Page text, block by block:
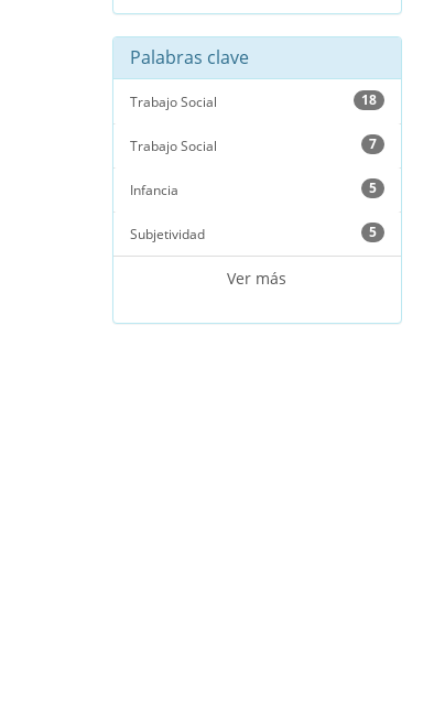
Palabras clave
Trabajo Social 18
Trabajo Social 7
Infancia 5
Subjetividad 5
Ver más